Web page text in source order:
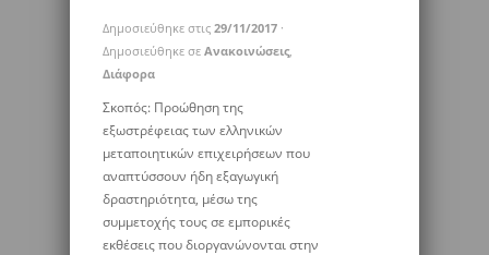
Δημοσιεύθηκε στις 29/11/2017 ·
Δημοσιεύθηκε σε Ανακοινώσεις,
Διάφορα
Σκοπός: Προώθηση της
εξωστρέφειας των ελληνικών
μεταποιητικών επιχειρήσεων που
αναπτύσσουν ήδη εξαγωγική
δραστηριότητα, μέσω της
συμμετοχής τους σε εμπορικές
εκθέσεις που διοργανώνονται στην